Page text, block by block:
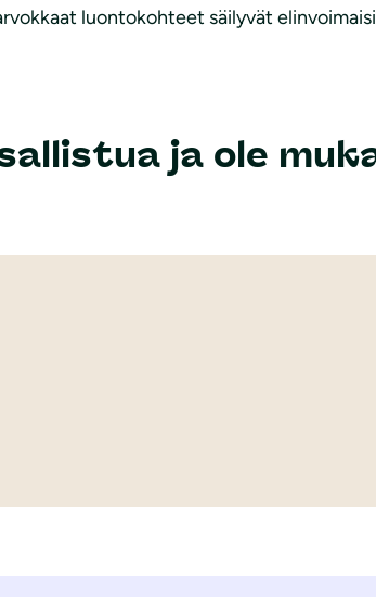
luontokohteet säilyvät
ja ole